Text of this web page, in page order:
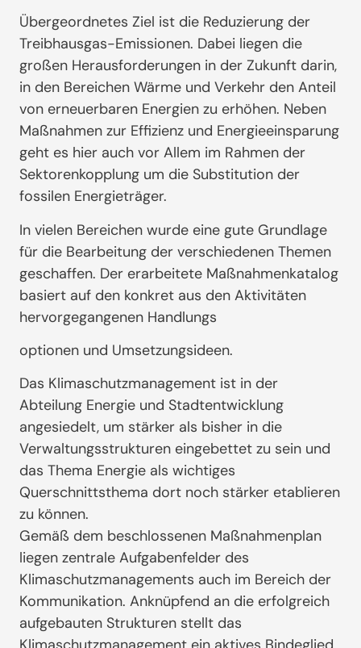
Übergeordnetes Ziel ist die Reduzierung der
Treibhausgas-Emissionen. Dabei liegen die
großen Herausforderungen in der Zukunft darin,
in den Bereichen Wärme und Verkehr den Anteil
von erneuerbaren Energien zu erhöhen. Neben
Maßnahmen zur Effizienz und Energieeinsparung
geht es hier auch vor Allem im Rahmen der
Sektorenkopplung um die Substitution der
fossilen Energieträger.
In vielen Bereichen wurde eine gute Grundlage
für die Bearbeitung der verschiedenen Themen
geschaffen. Der erarbeitete Maßnahmenkatalog
basiert auf den konkret aus den Aktivitäten
hervorgegangenen Handlungs
optionen und Umsetzungsideen.
Das Klimaschutzmanagement ist in der
Abteilung Energie und Stadtentwicklung
angesiedelt, um stärker als bisher in die
Verwaltungsstrukturen eingebettet zu sein und
das Thema Energie als wichtiges
Querschnittsthema dort noch stärker etablieren
zu können.
Gemäß dem beschlossenen Maßnahmenplan
liegen zentrale Aufgabenfelder des
Klimaschutzmanagements auch im Bereich der
Kommunikation. Anknüpfend an die erfolgreich
aufgebauten Strukturen stellt das